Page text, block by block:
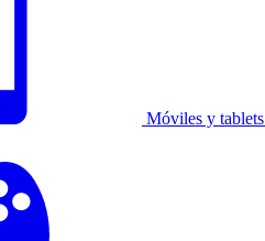
Móviles y tablets